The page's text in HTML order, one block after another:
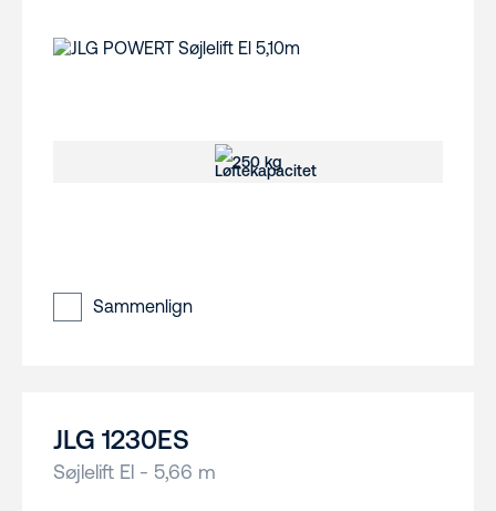
250 kg
Sammenlign
JLG 1230ES
Søjlelift El - 5,66 m